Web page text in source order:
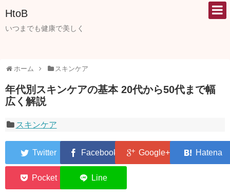
HtoB
いつまでも健康で美しく
ホーム スキンケア
年代別スキンケアの基本 20代から50代まで幅
広く解説
スキンケア